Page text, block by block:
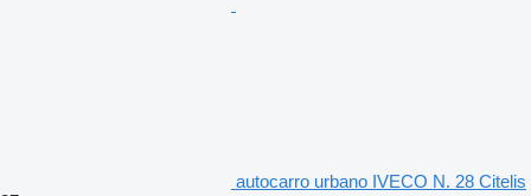
autocarro urbano IVECO N. 28 Citelis